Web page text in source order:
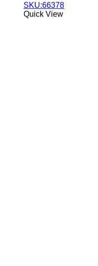
SKU:66378
Quick View